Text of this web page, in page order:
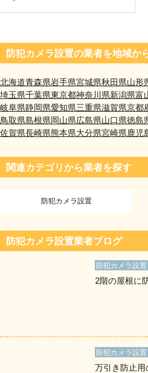
防犯カメラ設置の業者を地域か
北海道青森県岩手県宮城県秋田県山形
埼玉県千葉県東京都神奈川県新潟県富
岐阜県静岡県愛知県三重県滋賀県京都
鳥取県島根県岡山県広島県山口県徳島
佐賀県長崎県熊本県大分県宮崎県鹿児
関連カテゴリから業者を探す
防犯カメラ設置
防犯カメラ設置業者ブログ
防犯カメラ設置
2階の屋根に
防犯カメラ設置
万引き防止用